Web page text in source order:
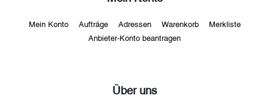
Mein Konto Aufträge Adressen Warenkorb Merkliste
Anbieter-Konto beantragen
Über uns